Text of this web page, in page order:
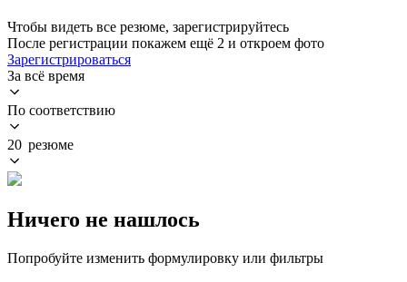
Чтобы видеть все резюме, зарегистрируйтесь
После регистрации покажем ещё 2 и откроем фото
Зарегистрироваться
За всё время
По соответствию
20 резюме
Ничего не нашлось
Попробуйте изменить формулировку или фильтры